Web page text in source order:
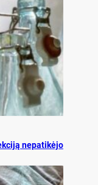
ne­pa­ti­kė­jo